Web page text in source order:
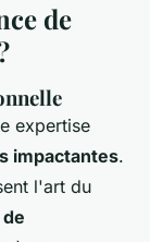
de
expertise
impactantes.
l'art du